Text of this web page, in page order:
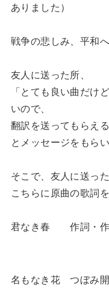
ありました）
戦争の悲しみ、平和
友人に送った所、
「とても良い曲だけ
いので、
翻訳を送ってもらえる
とメッセージをもらい
そこで、友人に送っ
こちらに原曲の歌詞
君なき春 作詞・
名もなき花 つぼみ開